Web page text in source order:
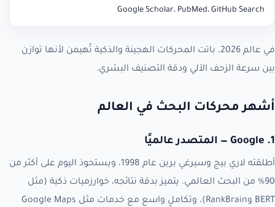
Google Scholar، PubMed، GitHub Search
في عالم 2026، باتت المحركات الهجينة والذكية تُهيمن لأنها توازن
بين سرعة الزحف الآلي ودقة التصنيف البشري.
أشهر محركات البحث في العالم
1. Google — المتصدر عالميًا
أطلقته لاري بيج وسيرغي برين عام 1998، ويستحوذ اليوم على أكثر من
90% من البحث العالمي. يتميز بدقة نتائجه، خوارزميات ذكية (مثل
BERT وRankBrain)، وتكاملٍ واسع مع خدمات مثل Google Maps